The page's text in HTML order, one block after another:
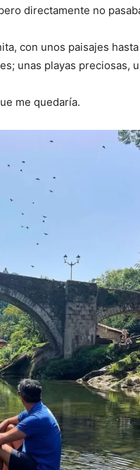
directamente no
con unos paisajes
unas playas preciosas,
me quedaría.